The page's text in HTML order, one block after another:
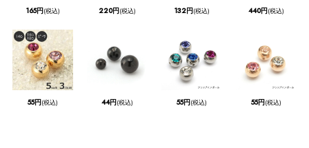
165円(税込) 220円(税込) 132円(税込) 440円(税込)
55円(税込) 44円(税込) 55円(税込) 55円(税込)